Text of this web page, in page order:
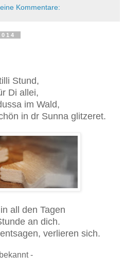
Kommentare:
Stund,
Di allei,
im Wald,
in dr Sunna glitzeret.
all den Tagen
an dich.
verlieren sich.
-